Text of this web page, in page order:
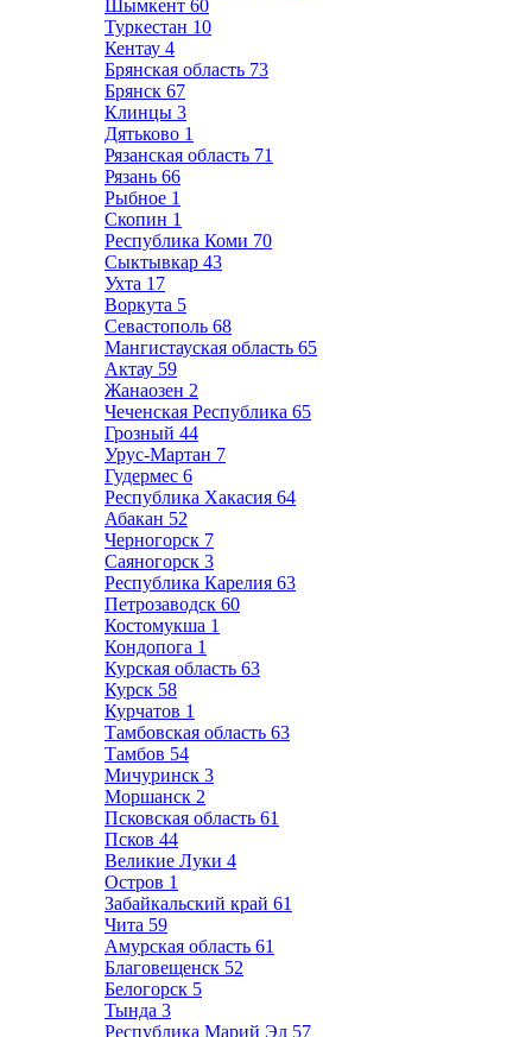
Шымкент 60
Туркестан 10
Кентау 4
Брянская область 73
Брянск 67
Клинцы 3
Дятьково 1
Рязанская область 71
Рязань 66
Рыбное 1
Скопин 1
Республика Коми 70
Сыктывкар 43
Ухта 17
Воркута 5
Севастополь 68
Мангистауская область 65
Актау 59
Жанаозен 2
Чеченская Республика 65
Грозный 44
Урус-Мартан 7
Гудермес 6
Республика Хакасия 64
Абакан 52
Черногорск 7
Саяногорск 3
Республика Карелия 63
Петрозаводск 60
Костомукша 1
Кондопога 1
Курская область 63
Курск 58
Курчатов 1
Тамбовская область 63
Тамбов 54
Мичуринск 3
Моршанск 2
Псковская область 61
Псков 44
Великие Луки 4
Остров 1
Забайкальский край 61
Чита 59
Амурская область 61
Благовещенск 52
Белогорск 5
Тында 3
Республика Марий Эл 57